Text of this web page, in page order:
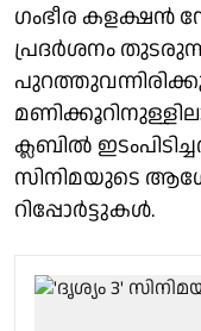
ഗംഭീര കളക്ഷൻ
പ്രദർശനം
ക്ലബിൽ
സിനിമയുടെ
റിപ്പോർട്ടുകൾ.